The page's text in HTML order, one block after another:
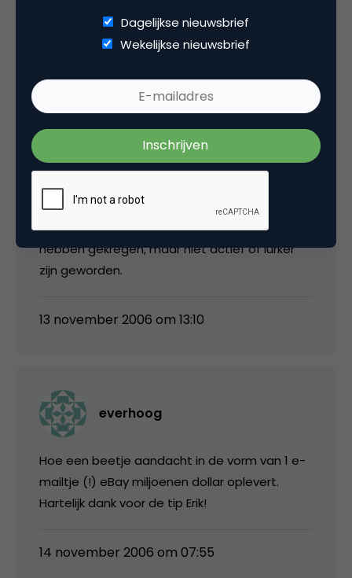
een community, en vooral die, die dan ook nog
actief zijn, zijn toch waarschijnlijk ook mensen
die sowieso al gemotiveerder en meer
betrokken zijn bij eBay. Ik zou ze dus (ook) met
de mensen vergelijken die wel een uitnodiging
hebben gekregen, maar niet actief of lurker
zijn geworden.
13 november 2006 om 13:10
everhoog
Hoe een beetje aandacht in de vorm van 1 e-
mailtje (!) eBay miljoenen dollar oplevert.
Hartelijk dank voor de tip Erik!
14 november 2006 om 07:55
Dagelijkse nieuwsbrief
Wekelijkse nieuwsbrief